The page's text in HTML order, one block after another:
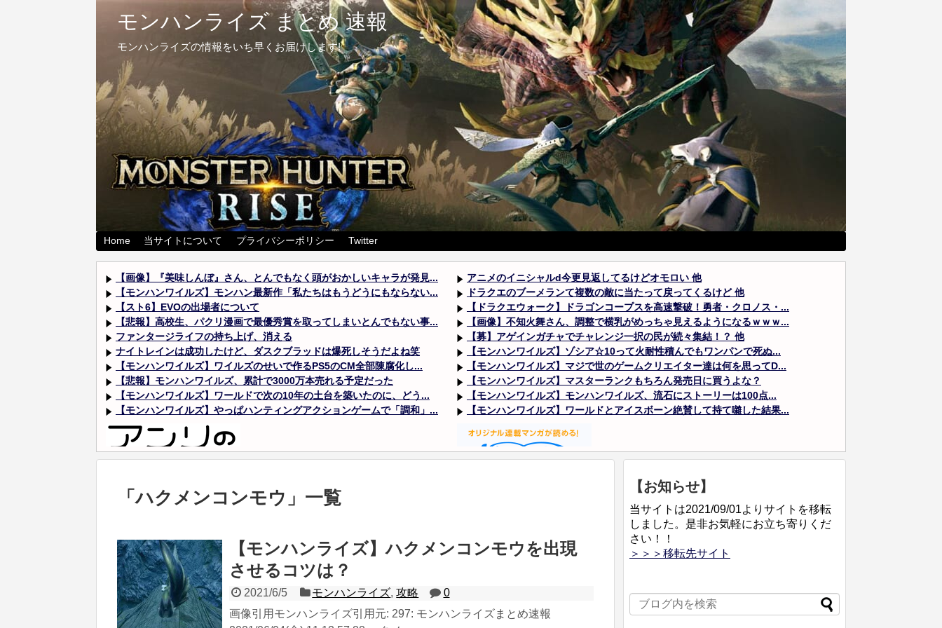
モンハンライズ まとめ 速報
モンハンライズの情報をいち早くお届けします!
Home 当サイトについて プライバシーポリシー Twitter
【画像】『美味しんぼ』さん、とんでもなく頭がおかしいキャラが発見...
【モンハンワイルズ】モンハン最新作「私たちはもうどうにもならない...
【スト6】EVOの出場者について
【悲報】高校生、パクリ漫画で最優秀賞を取ってしまいとんでもない事...
ファンタージライフの持ち上げ、消える
ナイトレインは成功したけど、ダスクブラッドは爆死しそうだよね笑
【モンハンワイルズ】ワイルズのせいで作るPS5のCM全部陳腐化し...
【悲報】モンハンワイルズ、累計で3000万本売れる予定だった
【モンハンワイルズ】ワールドで次の10年の土台を築いたのに、どう...
【モンハンワイルズ】やっぱハンティングアクションゲームで「調和」...
アニメのイニシャルd今更見返してるけどオモロい 他
ドラクエのブーメランて複数の敵に当たって戻ってくるけど 他
【ドラクエウォーク】ドラゴンコープスを高速撃破！勇者・クロノス・...
【画像】不知火舞さん、調整で横乳がめっちゃ見えるようになるｗｗｗ...
【募】アゲインガチャでチャレンジ一択の民が続々集結！？ 他
【モンハンワイルズ】ゾシア☆10って火耐性積んでもワンパンで死ぬ...
【モンハンワイルズ】マジで世のゲームクリエイター達は何を思ってD...
【モンハンワイルズ】マスターランクもちろん発売日に買うよな？
【モンハンワイルズ】モンハンワイルズ、流石にストーリーは100点...
【モンハンワイルズ】ワールドとアイスボーン絶賛して持て囃した結果...
「ハクメンコンモウ 」 一覧
【モンハンライズ】ハクメンコンモウを出現
させるコツは？
2021/6/5 モンハンライズ,攻略
0
画像引用モンハンライズ引用元: 297: モンハンライズまとめ速報
【お知らせ】
当サイトは2021/09/01よりサイトを移転
しました。是非お気軽にお立ち寄りくだ
さい！！
＞＞＞移転先サイト